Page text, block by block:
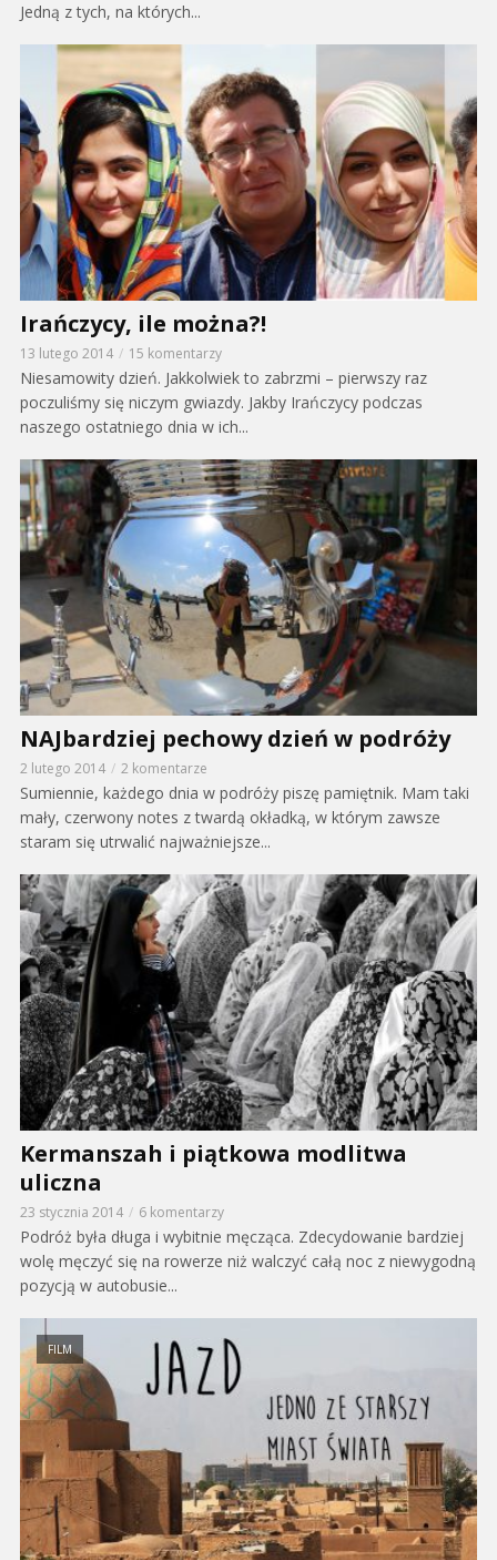
Jedną z tych, na których...
Irańczycy, ile można?!
13 lutego 2014 15 komentarzy
Niesamowity dzień. Jakkolwiek to zabrzmi – pierwszy raz
poczuliśmy się niczym gwiazdy. Jakby Irańczycy podczas
naszego ostatniego dnia w ich...
NAJbardziej pechowy dzień w podróży
2 lutego 2014 2 komentarze
Sumiennie, każdego dnia w podróży piszę pamiętnik. Mam taki
mały, czerwony notes z twardą okładką, w którym zawsze
staram się utrwalić najważniejsze...
Kermanszah i piątkowa modlitwa
uliczna
23 stycznia 2014 6 komentarzy
Podróż była długa i wybitnie męcząca. Zdecydowanie bardziej
wolę męczyć się na rowerze niż walczyć całą noc z niewygodną
pozycją w autobusie...
FILM